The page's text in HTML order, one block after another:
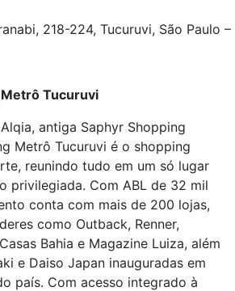
218-224, Tucuruvi, São Paulo –
Tucuruvi
antiga Saphyr Shopping
Metrô Tucuruvi é o shopping
reunindo tudo em um só lugar
privilegiada. Com ABL de 32 mil
conta com mais de 200 lojas,
como Outback, Renner,
Bahia e Magazine Luiza, além
e Daiso Japan inauguradas em
país. Com acesso integrado à